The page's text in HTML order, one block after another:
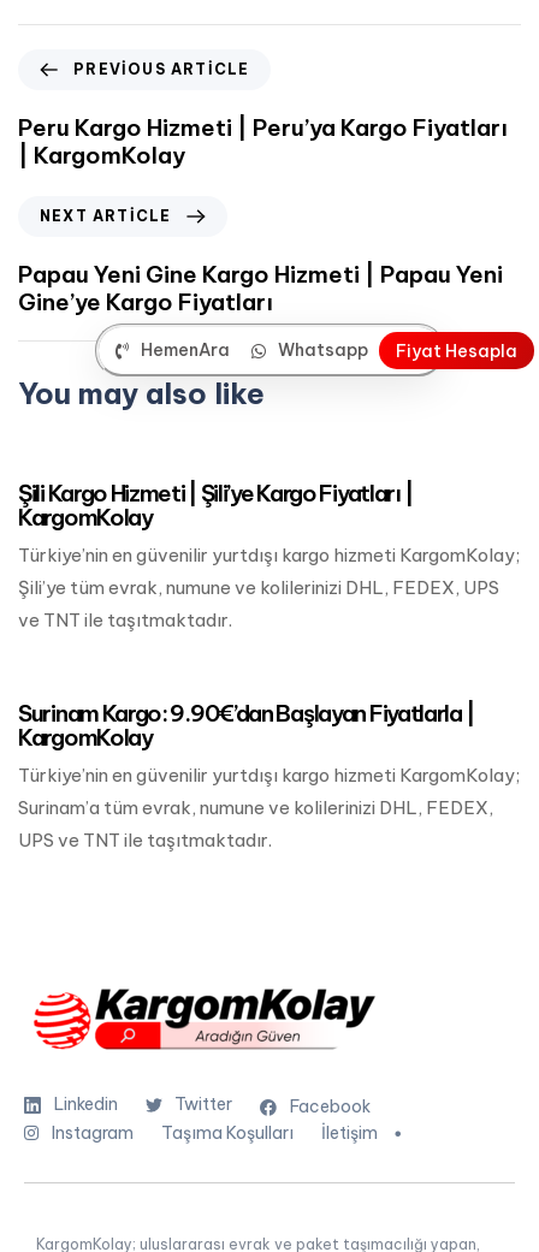
HemenAra Whatsapp Fiyat Hesapla
PREVIOUS ARTICLE
Peru Kargo Hizmeti | Peru’ya Kargo Fiyatları
| KargomKolay
NEXT ARTICLE
Papau Yeni Gine Kargo Hizmeti | Papau Yeni
Gine’ye Kargo Fiyatları
You may also like
Şili Kargo Hizmeti | Şili’ye Kargo Fiyatları |
KargomKolay
Türkiye’nin en güvenilir yurtdışı kargo hizmeti KargomKolay;
Şili’ye tüm evrak, numune ve kolilerinizi DHL, FEDEX, UPS
ve TNT ile taşıtmaktadır.
Surinam Kargo: 9.90€’dan Başlayan Fiyatlarla |
KargomKolay
Türkiye’nin en güvenilir yurtdışı kargo hizmeti KargomKolay;
Surinam’a tüm evrak, numune ve kolilerinizi DHL, FEDEX,
UPS ve TNT ile taşıtmaktadır.
Linkedin Twitter
Facebook
Instagram
Taşıma Koşulları İletişim
KargomKolay; uluslararası evrak ve paket taşımacılığı yapan,